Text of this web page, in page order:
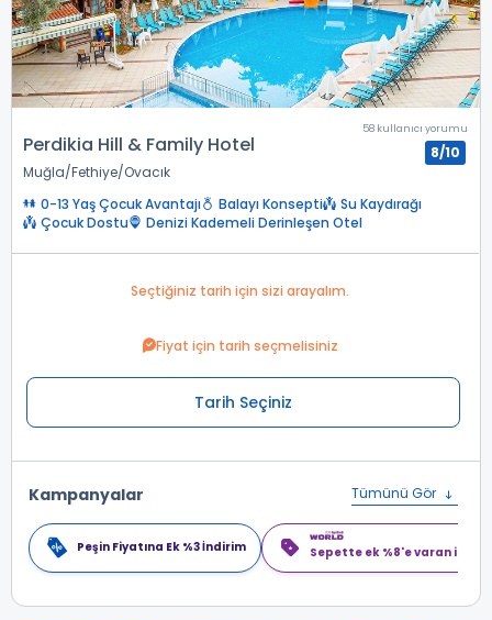
Perdikia Hill & Family Hotel
Muğla Fethiye Ovacık
58 kullanıcı yorumu
8/10
0-13 Yaş Çocuk Avantajı Balayı Konsepti
Su Kaydırağı
Çocuk Dostu
Denizi Kademeli Derinleşen Otel
Seçtiğiniz tarih için sizi arayalım.
Fiyat için tarih seçmelisiniz
Tarih Seçiniz
Kampanyalar Tümünü Gör
Peşin Fiyatına Ek %3 İndirim Sepette ek %8'e varan